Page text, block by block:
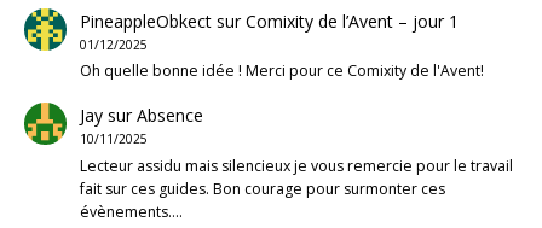
PineappleObkectsurComixity de l’Avent – jour 1
01/12/2025
Oh quelle bonne idée ! Merci pour ce Comixity de l'Avent!
JaysurAbsence
10/11/2025
Lecteur assidu mais silencieux je vous remercie pour le travail
fait sur ces guides. Bon courage pour surmonter ces
évènements.…